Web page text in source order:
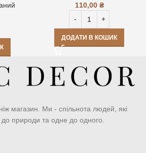
110,00 ₴
ДОДАТИ В КОШИК
магазин. Ми - спільнота людей, які
природи та одне до одного.